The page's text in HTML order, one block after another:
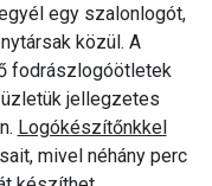
egy szalonlogót,
közül. A
fodrászlogóötletek
jellegzetes
Logókészítőnkkel
mivel néhány perc